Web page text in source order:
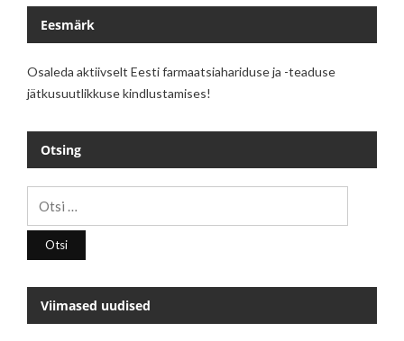
Eesmärk
Osaleda aktiivselt Eesti farmaatsiahariduse ja -teaduse
jätkusuutlikkuse kindlustamises!
Otsing
Viimased uudised